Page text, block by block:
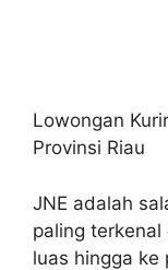
Lowongan
Provinsi Riau
JNE adalah
paling terkenal
luas hingga ke